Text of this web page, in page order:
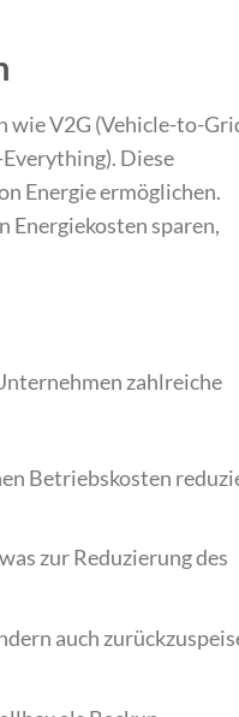
wie V2G (Vehicle-to-
Diese
Energie ermöglichen.
Energiekosten sparen,
zahlreiche
Betriebskosten
zur Reduzierung des
auch